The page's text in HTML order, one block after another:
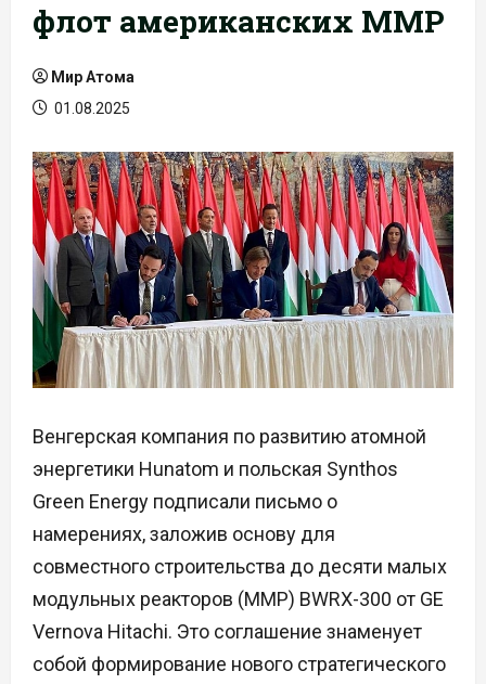
флот американских ММР
Мир Атома
01.08.2025
Венгерская компания по развитию атомной
энергетики Hunatom и польская Synthos
Green Energy подписали письмо о
намерениях, заложив основу для
совместного строительства до десяти малых
модульных реакторов (ММР) BWRX-300 от GE
Vernova Hitachi. Это соглашение знаменует
собой формирование нового стратегического